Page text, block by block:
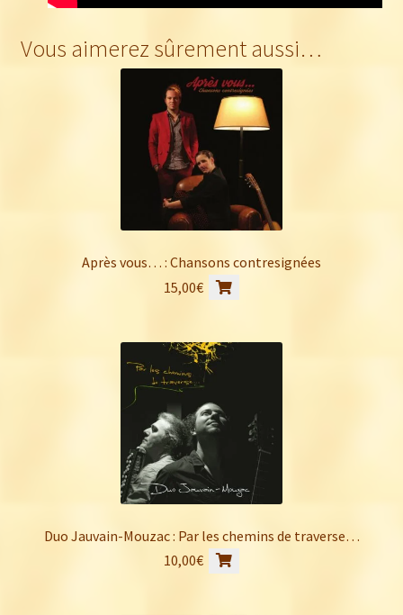
Vous aimerez sûrement aussi…
Après vous… : Chansons contresignées
15,00€
Duo Jauvain-Mouzac : Par les chemins de traverse…
10,00€